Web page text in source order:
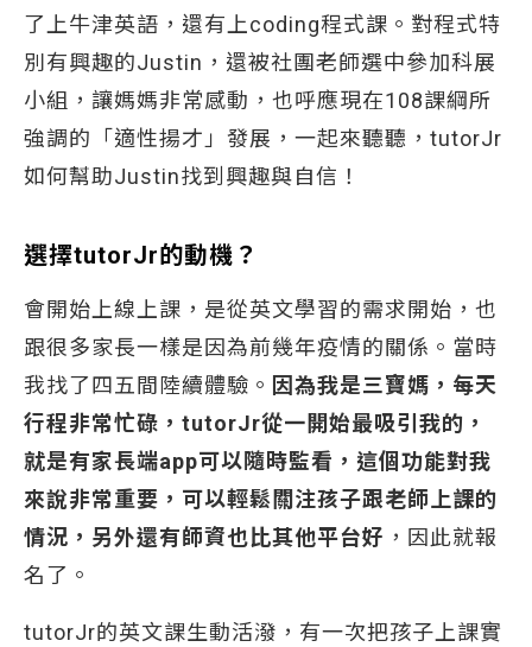
了上牛津英語，還有上coding程式課。對程式特
別有興趣的Justin，還被社團老師選中參加科展
小組，讓媽媽非常感動，也呼應現在108課綱所
強調的「適性揚才」發展，一起來聽聽，tutorJr
如何幫助Justin找到興趣與自信！
選擇tutorJr的動機？
會開始上線上課，是從英文學習的需求開始，也
跟很多家長一樣是因為前幾年疫情的關係。當時
我找了四五間陸續體驗。 因為我是三寶媽，每天
行程非常忙碌， tutorJr從一開始最吸引我的，
就是有家長端app可以隨時監看，這個功能對我
來說非常重要，可以輕鬆關注孩子跟老師上課的
情況，另外還有師資也比其他平台好 ，因此就報
名了。
tutorJr的英文課生動活潑，有一次把孩子上課實